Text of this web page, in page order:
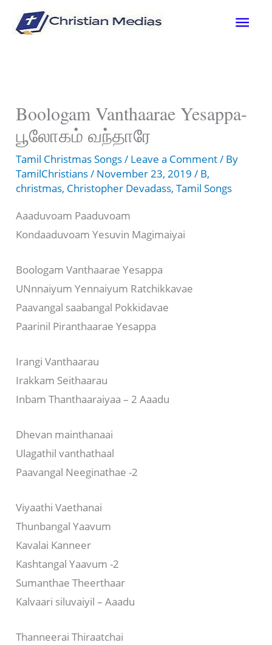
Boologam Vanthaarae Yesappa-
பூலோகம் வந்தாரே
Tamil Christmas Songs/ Leave a Comment/ By
TamilChristians/ November 23, 2019/ B,
christmas, Christopher Devadass,Tamil Songs
Aaaduvoam Paaduvoam
Kondaaduvoam Yesuvin Magimaiyai
Boologam Vanthaarae Yesappa
UNnnaiyum Yennaiyum Ratchikkavae
Paavangal saabangal Pokkidavae
Paarinil Piranthaarae Yesappa
Irangi Vanthaarau
Irakkam Seithaarau
Inbam Thanthaaraiyaa – 2 Aaadu
Dhevan mainthanaai
Ulagathil vanthathaal
Paavangal Neeginathae -2
Viyaathi Vaethanai
Thunbangal Yaavum
Kavalai Kanneer
Kashtangal Yaavum -2
Sumanthae Theerthaar
Kalvaari siluvaiyil – Aaadu
Thanneerai Thiraatchai